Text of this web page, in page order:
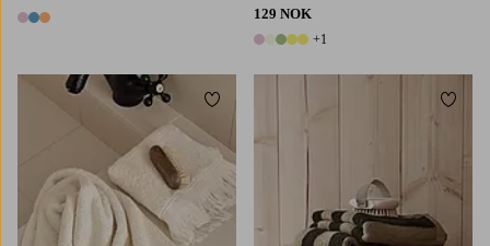
3 farger
129 NOK
6 farger
+1
Legg til favoritter